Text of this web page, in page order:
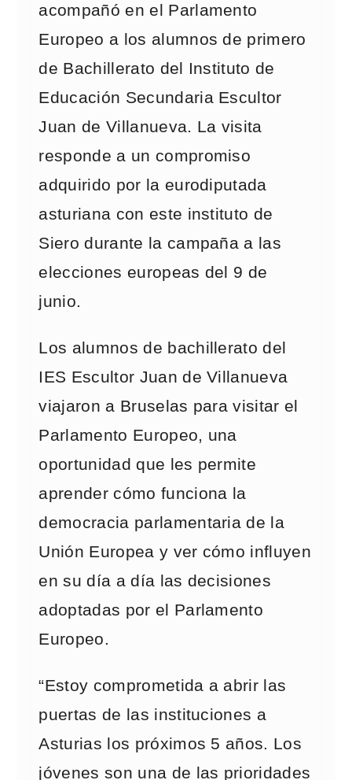
acompañó en el Parlamento
Europeo a los alumnos de primero
de Bachillerato del Instituto de
Educación Secundaria Escultor
Juan de Villanueva. La visita
responde a un compromiso
adquirido por la eurodiputada
asturiana con este instituto de
Siero durante la campaña a las
elecciones europeas del 9 de
junio.
Los alumnos de bachillerato del
IES Escultor Juan de Villanueva
viajaron a Bruselas para visitar el
Parlamento Europeo, una
oportunidad que les permite
aprender cómo funciona la
democracia parlamentaria de la
Unión Europea y ver cómo influyen
en su día a día las decisiones
adoptadas por el Parlamento
Europeo.
“Estoy comprometida a abrir las
puertas de las instituciones a
Asturias los próximos 5 años. Los
jóvenes son una de las prioridades